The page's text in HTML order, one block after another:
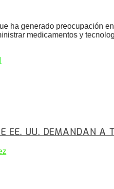
ha generado preocupación
medicamentos y
EE. UU. DEMANDAN A